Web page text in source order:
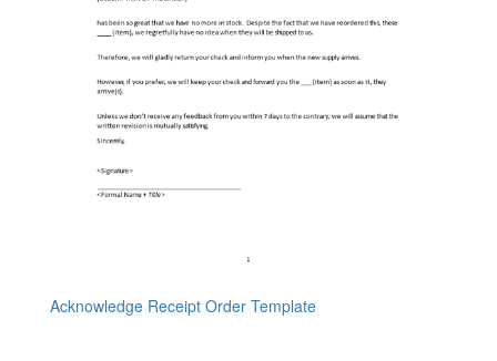
Acknowledge Receipt Order Template